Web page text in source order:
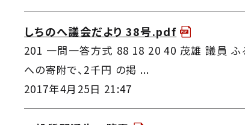
しちのへ議会だより 38号.pdf
201 一問一答方式 88 18 20 40 茂雄 議員
への寄附で、2千円 の掲 ...
2017年4月25日 21:47